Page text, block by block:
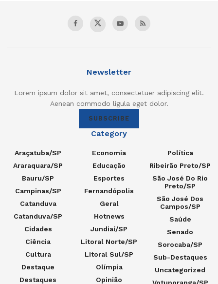
Newsletter
Lorem ipsum dolor sit amet, consectetuer adipiscing elit.
Aenean commodo ligula eget dolor.
SUBSCRIBE
Category
Araçatuba/SP
Araraquara/SP
Bauru/SP
Campinas/SP
Catanduva
Catanduva/SP
Cidades
Ciência
Cultura
Destaque
Destaques
Economia
Educação
Esportes
Fernandópolis
Geral
Hotnews
Jundiaí/SP
Litoral Norte/SP
Litoral Sul/SP
Olímpia
Opinião
Política
Ribeirão Preto/SP
São José Do Rio
Preto/SP
São José Dos
Campos/SP
Saúde
Senado
Sorocaba/SP
Sub-Destaques
Uncategorized
Votuporanga/SP